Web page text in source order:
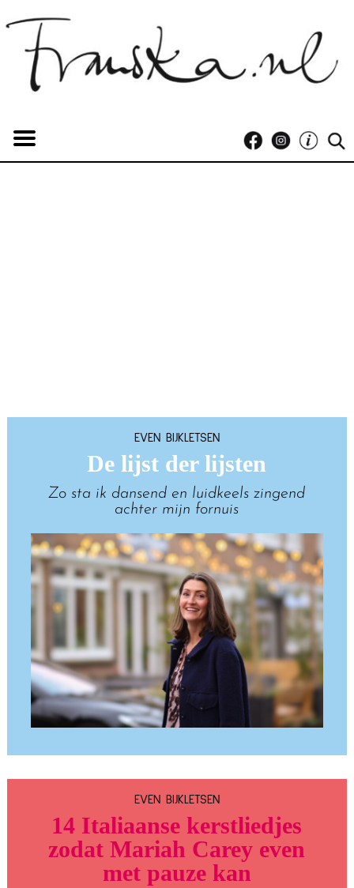
EVEN BIJKLETSEN
De lijst der lijsten
Zo sta ik dansend en luidkeels zingend
achter mijn fornuis
EVEN BIJKLETSEN
14 Italiaanse kerstliedjes
zodat Mariah Carey even
met pauze kan